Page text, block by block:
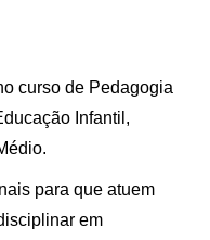
curso de Pedagogia
Infantil,
para que atuem
em